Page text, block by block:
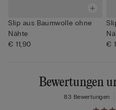
Slip aus Baumwolle ohne
Nähte
€ 11,90
€
Bewertungen
83 Bewertungen